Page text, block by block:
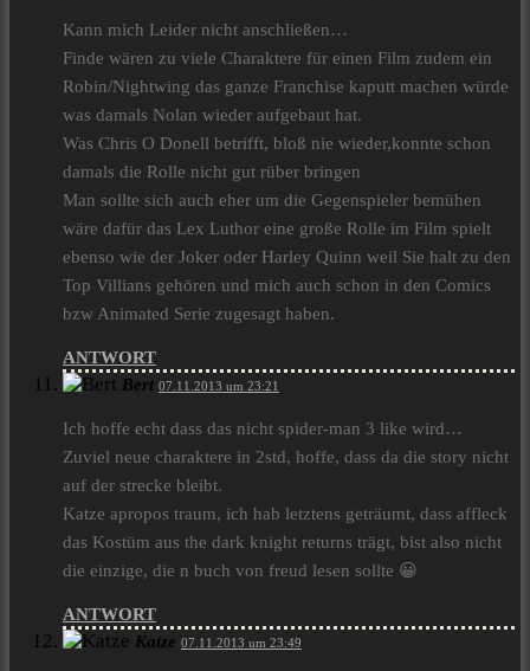
Kann mich Leider nicht anschließen…
Finde wären zu viele Charaktere für einen Film zudem ein
Robin/Nightwing das ganze Franchise kaputt machen würde
was damals Nolan wieder aufgebaut hat.
Was Chris O Donell betrifft, bloß nie wieder,konnte schon
damals die Rolle nicht gut rüber bringen
Man sollte sich auch eher um die Gegenspieler bemühen
wäre dafür das Lex Luthor eine große Rolle im Film spielt
ebenso wie der Joker oder Harley Quinn weil Sie halt zu den
Top Villians gehören und mich auch schon in den Comics
bzw Animated Serie zugesagt haben.
ANTWORT
Bert 07.11.2013 um 23:21
Ich hoffe echt dass das nicht spider-man 3 like wird…
Zuviel neue charaktere in 2std, hoffe, dass da die story nicht
auf der strecke bleibt.
Katze apropos traum, ich hab letztens geträumt, dass affleck
das Kostüm aus the dark knight returns trägt, bist also nicht
die einzige, die n buch von freud lesen sollte 😀
ANTWORT
Katze 07.11.2013 um 23:49